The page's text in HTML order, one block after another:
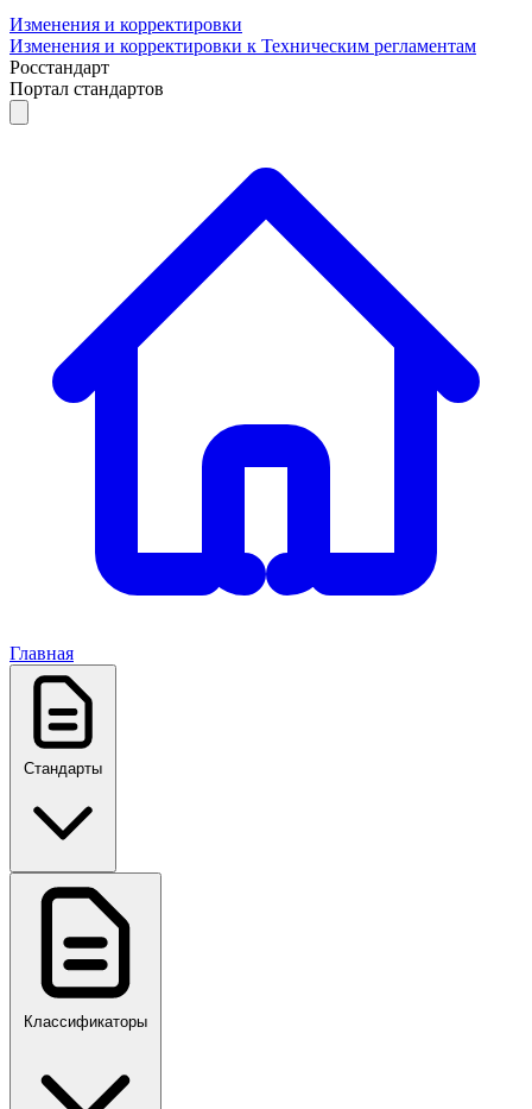
Изменения и корректировки
Изменения и корректировки к Техническим регламентам
Росстандарт
Портал стандартов
Главная
Стандарты
ГОСТ, ГОСТ Р, ПНСТ
Классификаторы